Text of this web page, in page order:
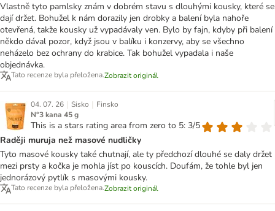
Vlastně tyto pamlsky znám v dobrém stavu s dlouhými kousky, které se
dají držet. Bohužel k nám dorazily jen drobky a balení byla nahoře
otevřená, takže kousky už vypadávaly ven. Bylo by fajn, kdyby při balení
někdo dával pozor, když jsou v balíku i konzervy, aby se všechno
neházelo bez ochrany do krabice. Tak bohužel vypadala i naše
objednávka.
Tato recenze byla přeložena.Zobrazit originál
04. 07. 26 | Sisko | Finsko
N°3 kana 45 g
This is a stars rating area from zero to 5: 3/5
Raději muruja než masové nudličky
Tyto masové kousky také chutnají, ale ty předchozí dlouhé se daly držet
mezi prsty a kočka je mohla jíst po kouscích. Doufám, že tohle byl jen
jednorázový pytlík s masovými kousky.
Tato recenze byla přeložena.Zobrazit originál